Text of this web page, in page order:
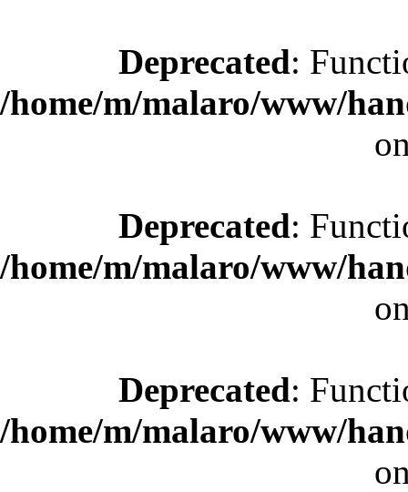
Deprecated:
/home/m/malaro/www/
Deprecated:
/home/m/malaro/www/
Deprecated:
/home/m/malaro/www/